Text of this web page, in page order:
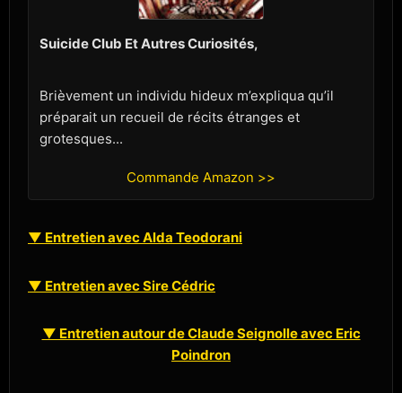
Suicide Club Et Autres Curiosités,
Brièvement un individu hideux m’expliqua qu’il
préparait un recueil de récits étranges et
grotesques...
Commande Amazon >>
▼ Entretien avec Alda Teodorani
▼ Entretien avec Sire Cédric
▼ Entretien autour de Claude Seignolle avec Eric
Poindron